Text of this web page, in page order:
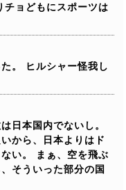
チョどもにスポーツは
。
ヒルシャー怪我し
日本国内でないし。
から、日本よりはド
い。
まぁ、空を飛ぶ
そういった部分の国